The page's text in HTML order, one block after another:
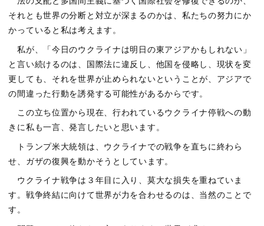
それとも世界の分断と対立が深まるのかは、私たちの努力にか
かっていると私は考えます。
私が、「今日のウクライナは明日の東アジアかもしれない」
と言い続けるのは、国際法に違反し、他国を侵略し、現状を変
更しても、それを世界が止められないということが、アジアで
の間違った行動を誘発する可能性があるからです。
この立ち位置から現在、行われているウクライナ停戦への動
きに私も一言、発言したいと思います。
トランプ米大統領は、ウクライナでの戦争を直ちに終わら
せ、ガザの復興を動かそうとしています。
ウクライナ戦争は３年目に入り、莫大な損失を重ねていま
す。戦争終結に向けて世界が力を合わせるのは、当然のことで
す。